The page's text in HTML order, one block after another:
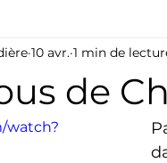
de
10 avr. 1 min de
watch?